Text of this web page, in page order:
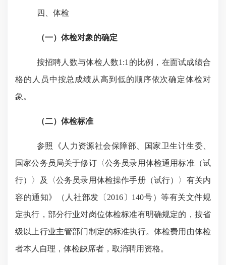
四、体检
（一）体检对象的确定
按招聘人数与体检人数1:1的比例，在面试成绩合
格的人员中按总成绩从高到低的顺序依次确定体检对
象。
（二）体检标准
参照《人力资源社会保障部、国家卫生计生委、
国家公务员局关于修订〈公务员录用体检通用标准（试
行）〉及〈公务员录用体检操作手册（试行）〉有关内
容的通知》（人社部发〔 2016〕140号）等有关文件规
定执行，部分行业对岗位体检标准有明确规定的，按省
级以上行业主管部门制定的标准执行。体检费用由体检
者本人自理，体检缺席者，取消聘用资格。